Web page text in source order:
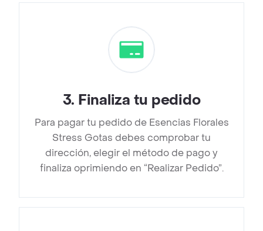
3. Finaliza tu pedido
Para pagar tu pedido de Esencias Florales
Stress Gotas debes comprobar tu
dirección, elegir el método de pago y
finaliza oprimiendo en “Realizar Pedido”.